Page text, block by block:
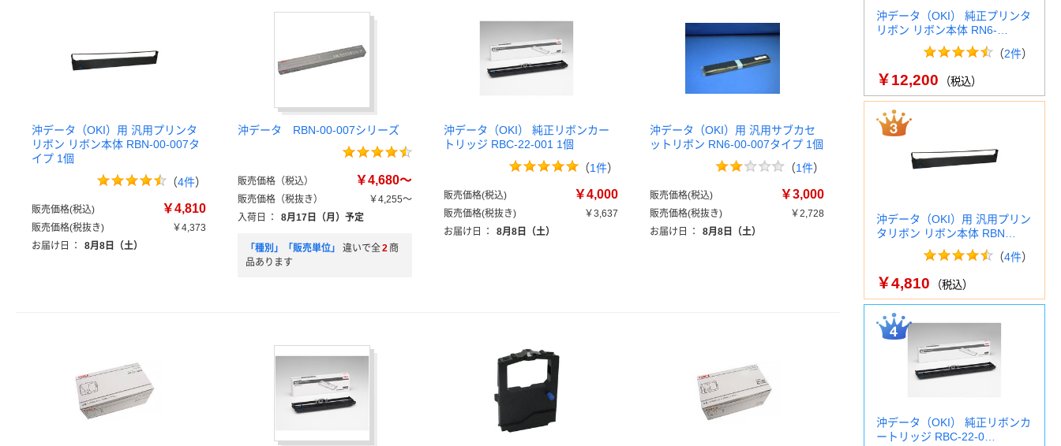
沖データ（OKI）用 汎用プリンタ
リボン リボン本体 RBN-00-007タ
イプ 1個
（4件）
販売価格(税込) ￥4,810
販売価格(税抜き)
￥4,373
お届け日
： 8月8日（土）
沖データ RBN-00-007シリーズ
販売価格（税込） ￥4,680～
販売価格（税抜き）
￥4,255～
入荷日
： 8月17日（月）予定
「種別」「販売単位」 違いで全2 商
品あります
沖データ（OKI） 純正リボンカー
トリッジ RBC-22-001 1個
（1件）
販売価格(税込) ￥4,000
販売価格(税抜き)
￥3,637
お届け日
： 8月8日（土）
沖データ（OKI）用 汎用サブカセ
ットリボン RN6-00-007タイプ 1個
（1件）
販売価格(税込) ￥3,000
販売価格(税抜き)
￥2,728
お届け日
： 8月8日（土）
沖データ（OKI） 純正プリンタ
リボン リボン本体 RN6-…
（2件）
￥12,200 （税込）
沖データ（OKI）用 汎用プリン
タリボン リボン本体 RBN…
（4件）
￥4,810 （税込）
沖データ（OKI） 純正リボンカ
ートリッジ RBC-22-0…